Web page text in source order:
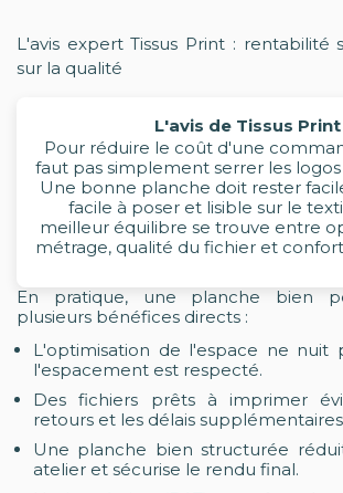
L'avis expert Tissus Print : rentabilité
sur la qualité
L'avis de Tissus Print
Pour réduire le coût d'une
faut pas simplement serrer les
Une bonne planche doit rester
facile à poser et lisible sur le
meilleur équilibre se trouve entre
métrage, qualité du fichier et
En pratique, une planche bien
plusieurs bénéfices directs :
L'optimisation de l'espace ne nuit
l'espacement est respecté.
Des fichiers prêts à imprimer
retours et les délais
Une planche bien structurée
atelier et sécurise le rendu final.